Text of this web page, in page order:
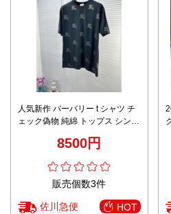
人気新作 バーバリー t シャツ チ
ェック偽物 純綿 トップス シンプ
8500円
販売個数3件
佐川急便 HOT